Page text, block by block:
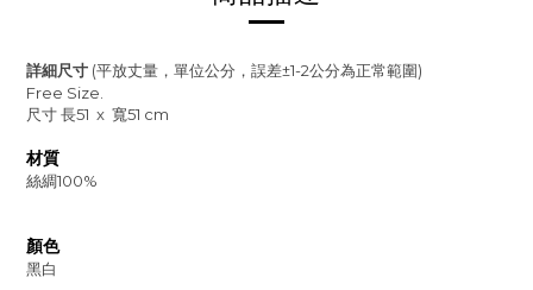
詳細尺寸 (平放丈量，單位公分，誤差±1-2公分為正常範圍)
Free Size.
尺寸長51 x 寬51 cm
材質
絲綢100%
顏色
黑白